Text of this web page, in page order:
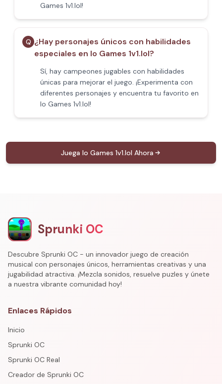
Games 1v1.lol!
Q ¿Hay personajes únicos con habilidades
especiales en Io Games 1v1.lol?
Sí, hay campeones jugables con habilidades
únicas para mejorar el juego. ¡Experimenta con
diferentes personajes y encuentra tu favorito en
Io Games 1v1.lol!
Juega Io Games 1v1.lol Ahora
Sprunki OC
Descubre Sprunki OC - un innovador juego de creación
musical con personajes únicos, herramientas creativas y una
jugabilidad atractiva. ¡Mezcla sonidos, resuelve puzles y únete
a nuestra vibrante comunidad hoy!
Enlaces Rápidos
Inicio
Sprunki OC
Sprunki OC Real
Creador de Sprunki OC